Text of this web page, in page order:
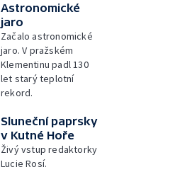
Astronomické
jaro
Začalo astronomické
jaro. V pražském
Klementinu padl 130
let starý teplotní
rekord.
Sluneční paprsky
v Kutné Hoře
Živý vstup redaktorky
Lucie Rosí.